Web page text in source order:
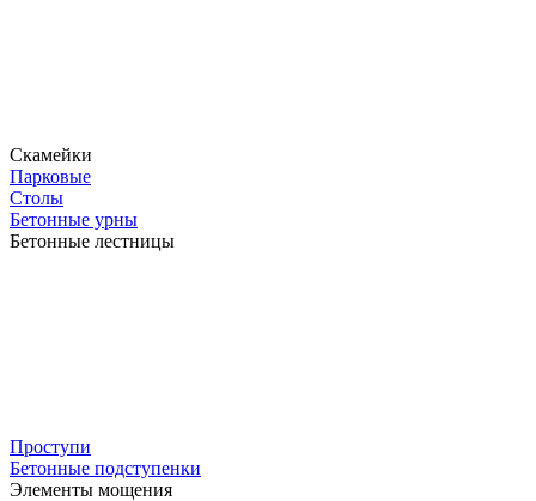
Скамейки
Парковые
Столы
Бетонные урны
Бетонные лестницы
Проступи
Бетонные подступенки
Элементы мощения